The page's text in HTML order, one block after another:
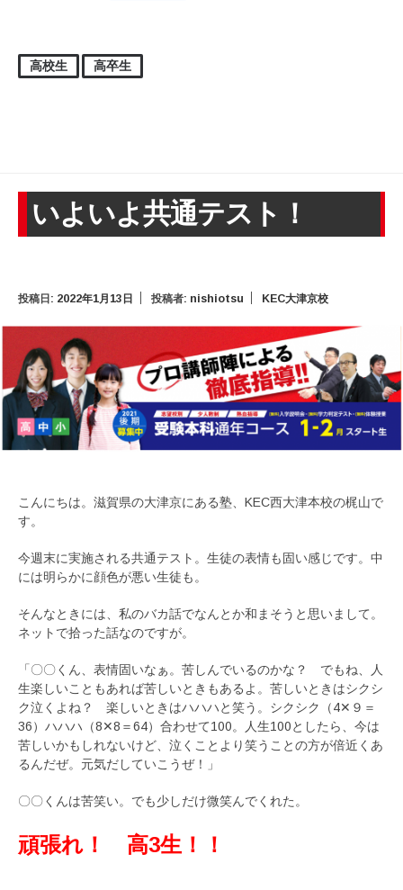
高校生 高卒生
いよいよ共通テスト！
投稿日: 2022年1月13日 投稿者: nishiotsu KEC大津京校
こんにちは。滋賀県の大津京にある塾、KEC西大津本校の梶山で
す。
今週末に実施される共通テスト。生徒の表情も固い感じです。中
には明らかに顔色が悪い生徒も。
そんなときには、私のバカ話でなんとか和まそうと思いまして。
ネットで拾った話なのですが。
「〇〇くん、表情固いなぁ。苦しんでいるのかな？ でもね、人
生楽しいこともあれば苦しいときもあるよ。苦しいときはシクシ
ク泣くよね？ 楽しいときはハハハと笑う。シクシク（4✕９＝
36）ハハハ（8✕8＝64）合わせて100。人生100としたら、今は
苦しいかもしれないけど、泣くことより笑うことの方が倍近くあ
るんだぜ。元気だしていこうぜ！」
〇〇くんは苦笑い。でも少しだけ微笑んでくれた。
頑張れ！ 高3生！！